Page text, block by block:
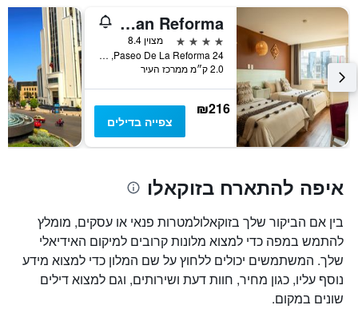
Hotel Fontan Reforma
4 כוכבים
מצוין 8.4
Paseo De La Reforma 24, מקסיקו סיטי, מקסיקו סיטי, מקסיקו
2.0 ק״מ ממרכז העיר
₪216
צפייה בדילים
איפה להתארח בזוקאלו
בין אם הביקור שלך בזוקאלולמטרות פנאי או עסקים, מומלץ
להתמש במפה כדי למצוא מלונות קרובים למיקום האידיאלי
שלך. המשתמשים יכולים ללחוץ על שם המלון כדי למצוא מידע
נוסף עליו, כגון מחיר, חוות דעת ושירותים, וגם למצוא דילים
שונים במקום.